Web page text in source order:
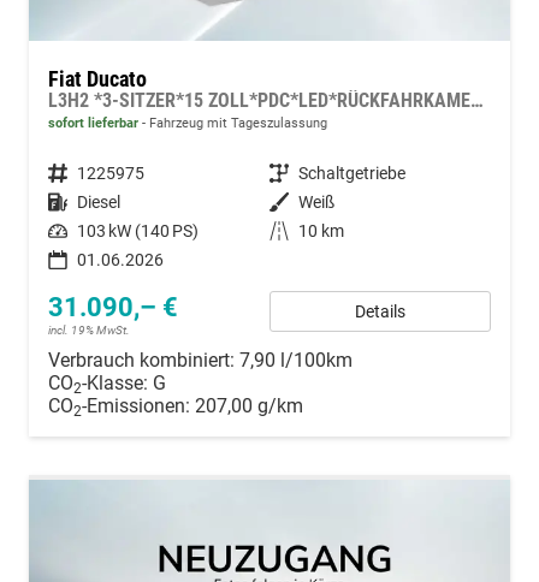
Fiat Ducato
L3H2 *3-SITZER*15 ZOLL*PDC*LED*RÜCKFAHRKAMERA*DAB*KLIMA*HECKTÜRE 260°*
sofort lieferbar Fahrzeug mit Tageszulassung
Fahrzeugnummer 1225975 Getriebe Schaltgetriebe
Kraftstoff Diesel Außenfarbe Weiß
Leistung 103 kW (140 PS) Kilometerstand
10 km
01.06.2026
31.090,– €
incl. 19% MwSt.
Details
Verbrauch kombiniert: 7,90 l/100km
CO2-Klasse: G
CO2-Emissionen: 207,00 g/km